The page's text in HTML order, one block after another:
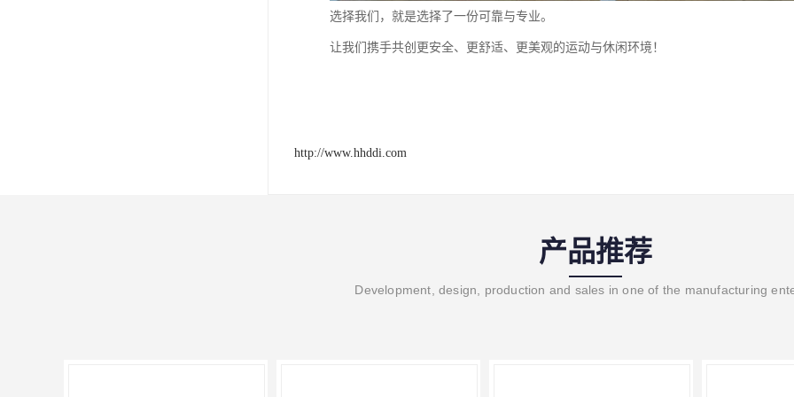
选择我们，就是选择了一份可靠与专业。
让我们携手共创更安全、更舒适、更美观的运动与休闲环境！
http://www.hhddi.com
产品推荐
Development, design, production and sales in one of the manufacturing